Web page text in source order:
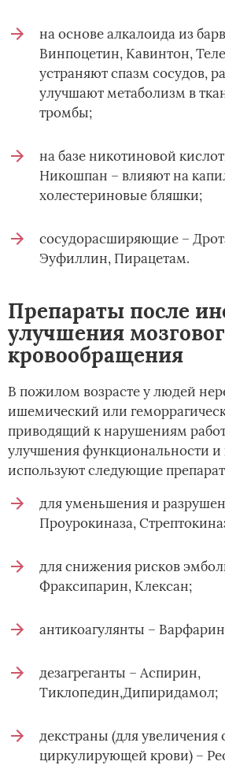
на основе алкалоида из
Винпоцетин, Кавинтон,
устраняют спазм сосудов,
улучшают метаболизм в
тромбы;
на базе никотиновой
Никошпан – влияют на
холестериновые бляшки;
сосудорасширяющие –
Эуфиллин, Пирацетам.
Препараты после
улучшения
кровообращения
В пожилом возрасте у людей
ишемический или
приводящий к нарушениям
улучшения функциональности
используют следующие
для уменьшения и
Проурокиназа,
для снижения рисков
Фраксипарин, Клексан;
антикоагулянты –
дезагреганты – Аспирин,
Тиклопедин,Дипиридамол;
декстраны (для увеличения
циркулирующей крови) –